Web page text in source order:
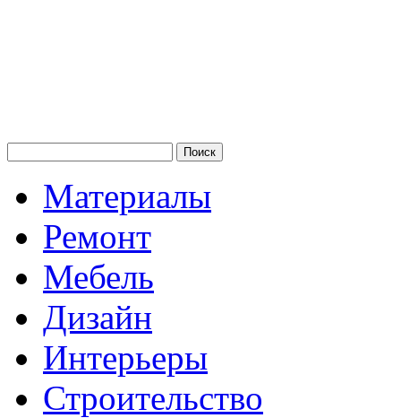
Материалы
Ремонт
Мебель
Дизайн
Интерьеры
Строительство